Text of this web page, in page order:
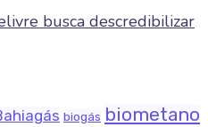
busca descredibilizar
biogás biometano